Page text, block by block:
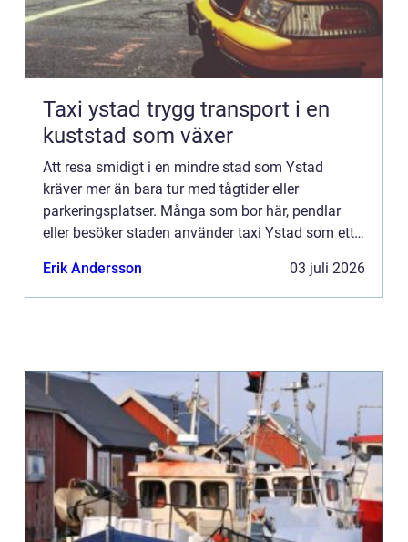
Taxi ystad trygg transport i en
kuststad som växer
Att resa smidigt i en mindre stad som Ystad
kräver mer än bara tur med tågtider eller
parkeringsplatser. Många som bor här, pendlar
eller besöker staden använder taxi Ystad som ett
kollektivtrafik. En professi...
Erik Andersson 03 juli 2026